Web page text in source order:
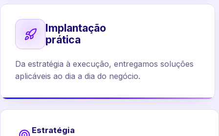
Implantação
prática
Da estratégia à execução, entregamos soluções
aplicáveis ao dia a dia do negócio.
Estratégia